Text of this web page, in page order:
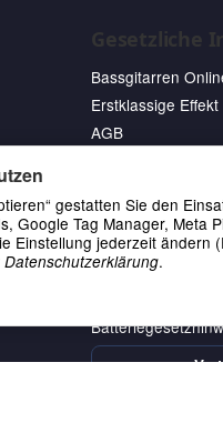
Gesetzliche
Bassgitarren
Erstklassige
AGB
Widerrufsrecht
gestatten Sie den
Google Tag Manager, Meta
Einstellung jederzeit
Datenschutzerklärung.